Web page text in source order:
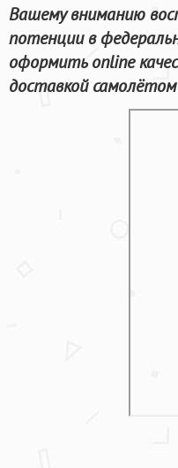
Вашему вниманию
потенции в
оформить online
доставкой